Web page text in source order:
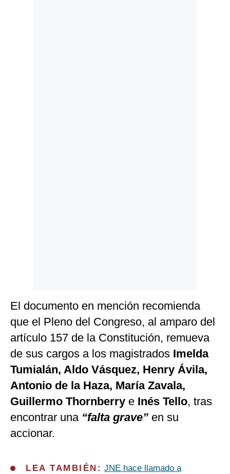
El documento en mención recomienda
que el Pleno del Congreso, al amparo del
artículo 157 de la Constitución, remueva
de sus cargos a los magistrados Imelda
Tumialán, Aldo Vásquez, Henry Ávila,
Antonio de la Haza, María Zavala,
Guillermo Thornberry e Inés Tello, tras
encontrar una “falta grave” en su
accionar.
LEA TAMBIÉN: JNE hace llamado a